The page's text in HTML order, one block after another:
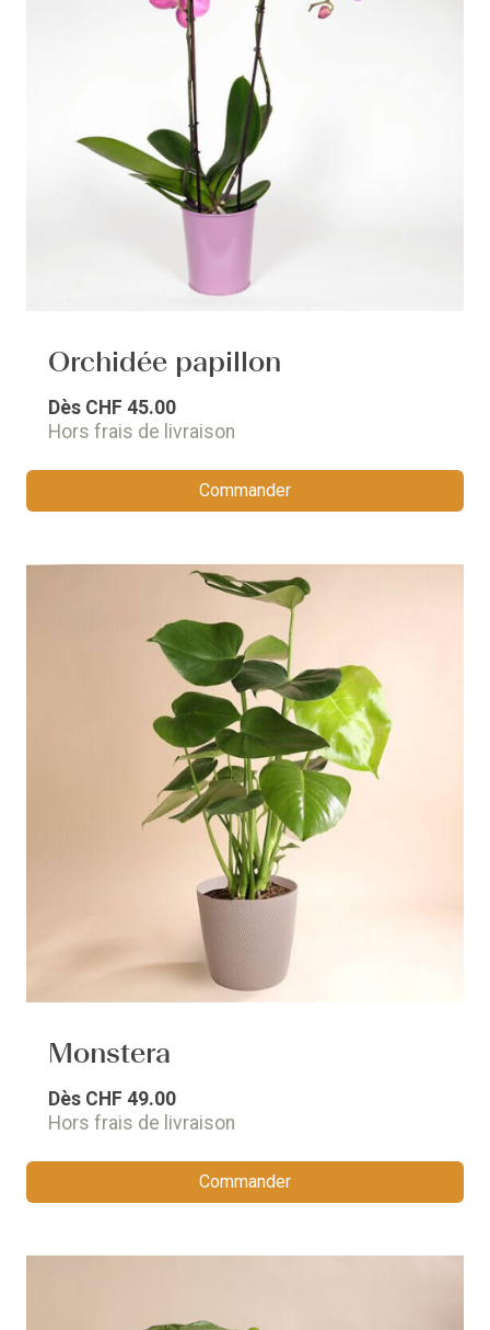
Orchidée papillon
Dès CHF 45.00
Hors frais de livraison
Commander
Monstera
Dès CHF 49.00
Hors frais de livraison
Commander